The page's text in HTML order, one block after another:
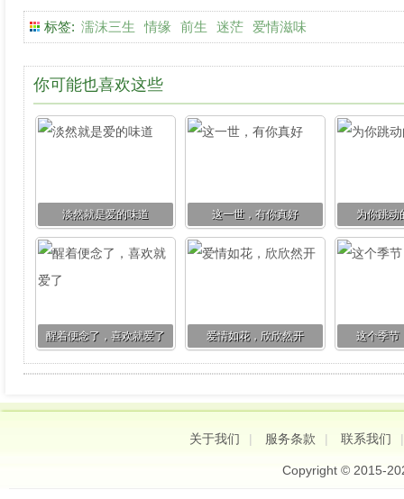
标签: 濡沫三生 情缘 前生 迷茫 爱情滋味
你可能也喜欢这些
淡然就是爱的味道 这一世，有你真好 为你跳动
醒着便念了，喜欢就爱了 爱情如花，欣欣然开 这个季节
关于我们 | 服务条款 | 联系我们
Copyright © 2015-